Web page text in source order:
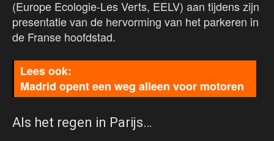
(Europe Ecologie-Les Verts, EELV) aan tijdens zijn
presentatie van de hervorming van het parkeren in
de Franse hoofdstad.
Madrid opent een weg alleen voor motoren
Als het regen in Parijs…